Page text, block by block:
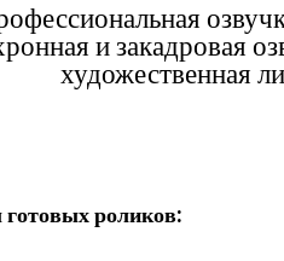
и закадровая
художественная
роликов: